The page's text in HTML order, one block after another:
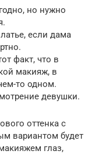
но нужно
если дама
факт, что в
макияж, в
то одном.
девушки.
оттенка с
вариантом будет
глаз,